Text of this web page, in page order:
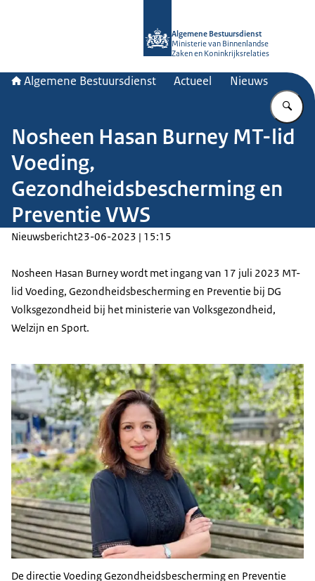
Algemene Bestuursdienst
Ministerie van Binnenlandse
Zaken en Koninkrijksrelaties
Algemene Bestuursdienst Actueel Nieuws
Nosheen Hasan Burney MT-lid
Voeding,
Gezondheidsbescherming en
Preventie VWS
Nieuwsbericht23-06-2023 | 15:15
Nosheen Hasan Burney wordt met ingang van 17 juli 2023 MT-
lid Voeding, Gezondheidsbescherming en Preventie bij DG
Volksgezondheid bij het ministerie van Volksgezondheid,
Welzijn en Sport.
De directie Voeding Gezondheidsbescherming en Preventie